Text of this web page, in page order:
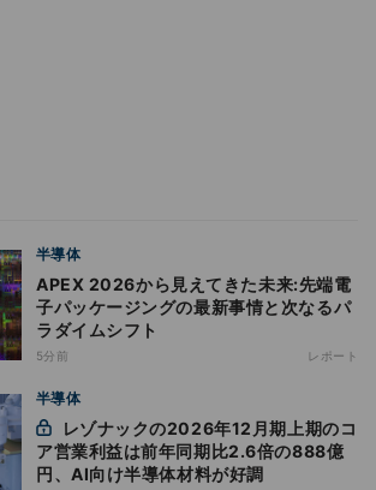
半導体
APEX 2026から見えてきた未来:先端電
子パッケージングの最新事情と次なるパ
ラダイムシフト
5分前 レポート
半導体
ア営業利益は前年同期比2.6倍の888億
円、AI向け半導体材料が好調